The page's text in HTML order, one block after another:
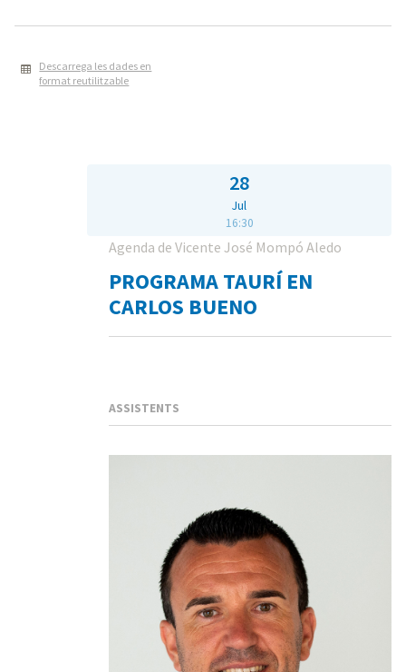
Descarrega les dades en
format reutilitzable
28
Jul
16:30
Agenda de Vicente José Mompó Aledo
PROGRAMA TAURÍ EN
CARLOS BUENO
ASSISTENTS